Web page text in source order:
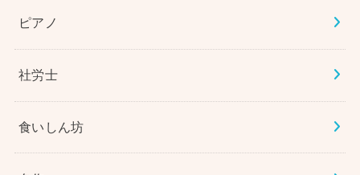
ピアノ
社労士
食いしん坊